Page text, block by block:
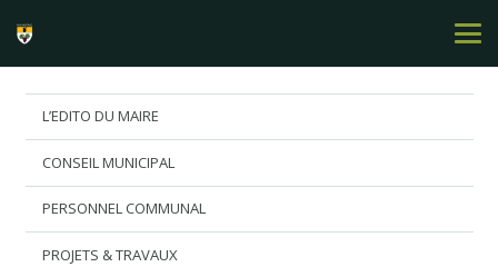
L’EDITO DU MAIRE
CONSEIL MUNICIPAL
PERSONNEL COMMUNAL
PROJETS & TRAVAUX